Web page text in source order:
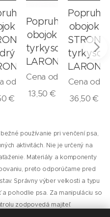
od
€
Popruhový
obojok
tyrkysový
LARON
Cena od
13,50 €
obojok
STRONG
LARON
Cena od
36,50€
používanie pri venčení psa,
aktivitách. Nie je určený na
Materiály a komponenty
preto odporúčame pred
Správny výber veľkosti a typu
pohodlie psa. Za manipuláciu so
zodpovedá majiteľ.